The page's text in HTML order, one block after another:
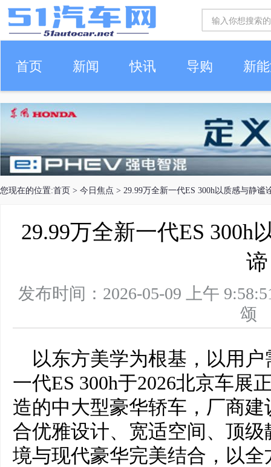
首页 新闻 快讯 导购 新
车生活
您现在的位置:首页 > 今日焦点 > 29.99万全新一代ES 300h以质感与静谧
29.99万全新一代ES 300h
谛
发布时间：2026-05-09 上午
以东方美学为根基，以用
一代ES 300h于2026北京车展
造的中大型豪华轿车，厂商
合优雅设计、宽适空间、顶
境与现代豪华完美结合，以